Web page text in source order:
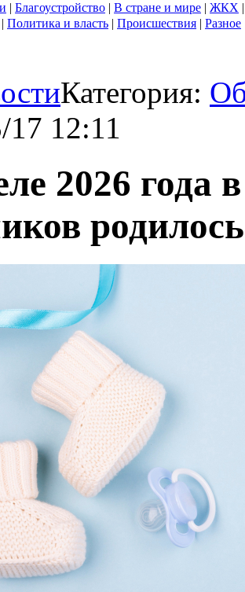
| Благоустройство | В стране и мире | ЖКХ
| Политика и власть | Происшествия | Разное
Категория:
17 12:11
2026 года